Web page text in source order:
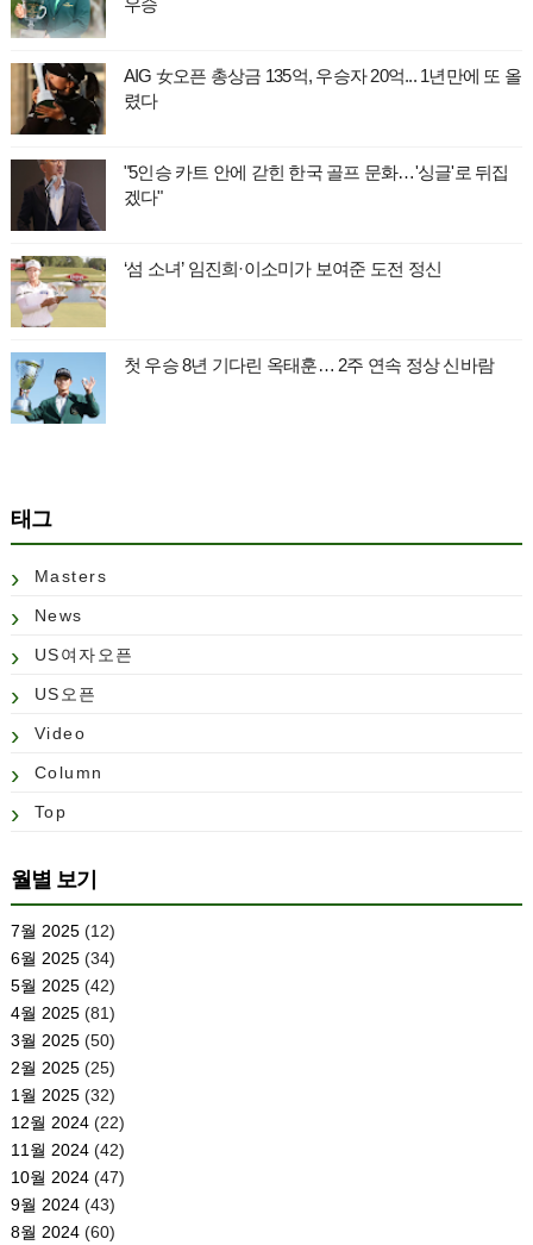
AIG 女오픈 총상금 135억, 우승자 20억... 1년만에 또 올
렸다
"5인승 카트 안에 갇힌 한국 골프 문화…'싱글'로 뒤집
겠다"
‘섬 소녀’ 임진희·이소미가 보여준 도전 정신
첫 우승 8년 기다린 옥태훈… 2주 연속 정상 신바람
태그
Masters
News
US여자오픈
US오픈
Video
Column
Top
월별 보기
7월 2025(12)
6월 2025(34)
5월 2025(42)
4월 2025(81)
3월 2025(50)
2월 2025(25)
1월 2025(32)
12월 2024(22)
11월 2024(42)
10월 2024(47)
9월 2024(43)
8월 2024(60)